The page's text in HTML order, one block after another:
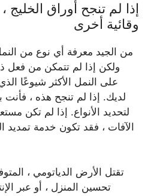
إذا لم تنجح أوراق
وقائية أخرى
من الجيد معرفة أي نوع من
ولكن إذا لم تتمكن من فعل
على النمل الأكثر شيوعًا
لديك. إذا لم تنجح هذه ، فأنت
لتحديد الأنواع. إذا لم تكن
الآفات ، فقد تكون خدمة تمديد
تقتل الأرض الدياتومي ،
تحسين المنزل ، أو عبر